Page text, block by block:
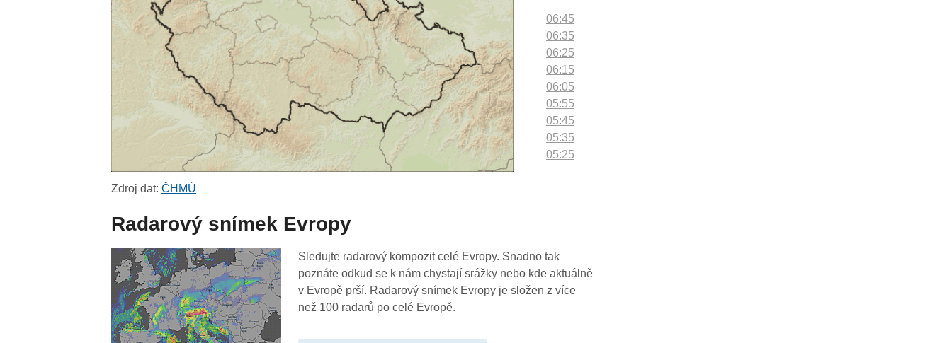
06:45
06:35
06:25
06:15
06:05
05:55
05:45
05:35
05:25
04:25
04:15
04:05
Zdroj dat:ČHMÚ
Radarový snímek Evropy
Sledujte radarový kompozit celé Evropy. Snadno tak
poznáte odkud se k nám chystají srážky nebo kde aktuálně
v Evropě prší. Radarový snímek Evropy je složen z více
než 100 radarů po celé Evropě.